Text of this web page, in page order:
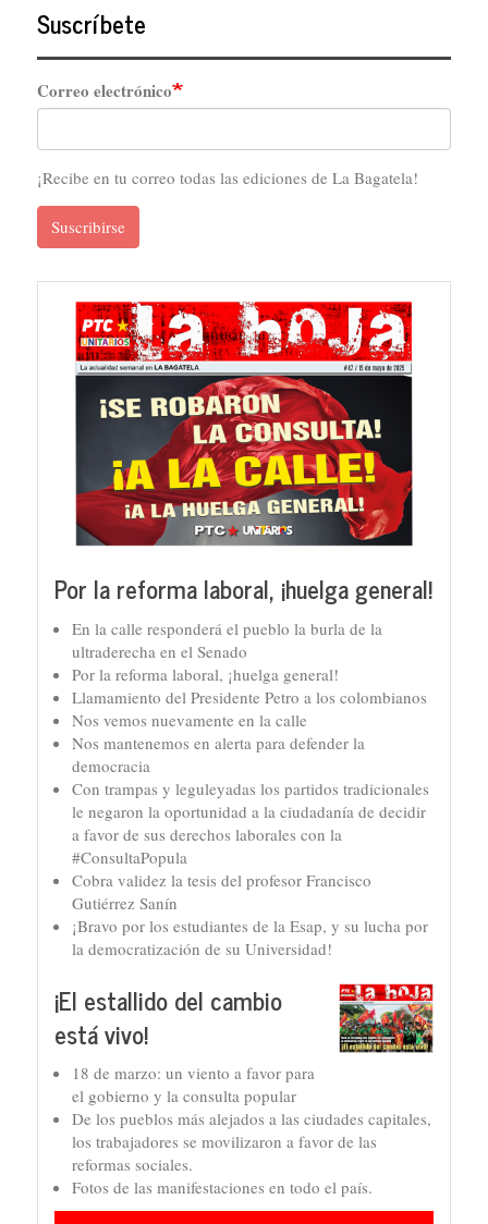
Suscríbete
Correo electrónico
¡Recibe en tu correo todas las ediciones de La Bagatela!
Suscribirse
Por la reforma laboral, ¡huelga general!
En la calle responderá el pueblo la burla de la
ultraderecha en el Senado
Por la reforma laboral, ¡huelga general!
Llamamiento del Presidente Petro a los colombianos
Nos vemos nuevamente en la calle
Nos mantenemos en alerta para defender la
democracia
Con trampas y leguleyadas los partidos tradicionales
le negaron la oportunidad a la ciudadanía de decidir
a favor de sus derechos laborales con la
#ConsultaPopula
Cobra validez la tesis del profesor Francisco
Gutiérrez Sanín
¡Bravo por los estudiantes de la Esap, y su lucha por
la democratización de su Universidad!
¡El estallido del cambio
está vivo!
18 de marzo: un viento a favor para
el gobierno y la consulta popular
De los pueblos más alejados a las ciudades capitales,
los trabajadores se movilizaron a favor de las
reformas sociales.
Fotos de las manifestaciones en todo el país.